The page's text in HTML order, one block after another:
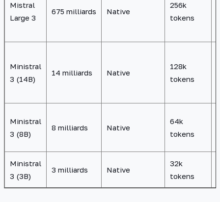
Mistral
Large 3
675 milliards Native
256k
tokens
Ministral
3 (14B)
14 milliards Native
128k
tokens
Ministral
3 (8B)
8 milliards Native
64k
tokens
Ministral
3 (3B)
3 milliards Native
32k
tokens